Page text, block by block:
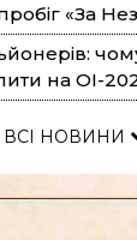
«За
на ОІ-
ВСІ НОВИНИ